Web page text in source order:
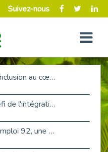
Suivez-nous
[Retour sur événement] L'inclusion au cœur de la Place de l'Emploi à La Défense !
Travailler autrement : Le défi de l'intégration des maladies chroniques en entreprise
Primark recrute avec Cap Emploi 92, une matinée couronnée de succès !